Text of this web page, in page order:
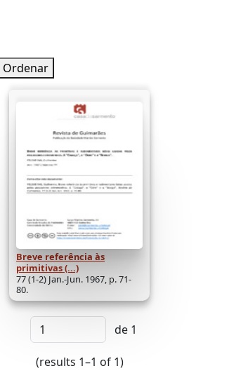
Ordenar
Breve referência às
primitivas (...)
77 (1-2) Jan.-Jun. 1967, p. 71-
80.
de 1
(results 1–1 of 1)